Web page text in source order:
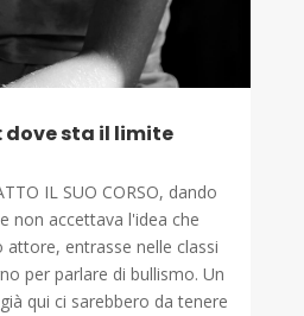
dove sta il limite
IL SUO CORSO, dando
non accettava l'idea che
attore, entrasse nelle classi
per parlare di bullismo. Un
qui ci sarebbero da tenere